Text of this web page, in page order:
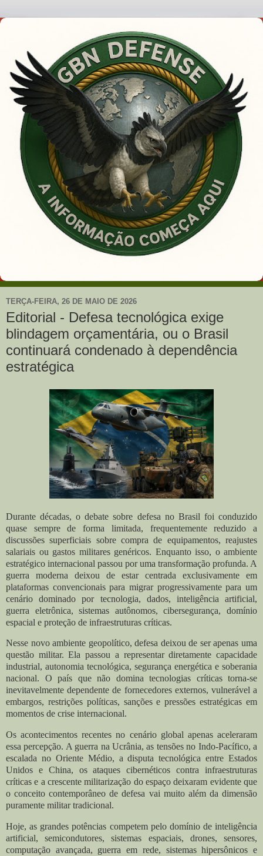
TERÇA-FEIRA, 26 DE MAIO DE 2026
Editorial - Defesa tecnológica exige
blindagem orçamentária, ou o Brasil
continuará condenado à dependência
estratégica
Durante décadas, o debate sobre defesa no Brasil foi conduzido
quase sempre de forma limitada, frequentemente reduzido a
discussões superficiais sobre compra de equipamentos, reajustes
salariais ou gastos militares genéricos. Enquanto isso, o ambiente
estratégico internacional passou por uma transformação profunda. A
guerra moderna deixou de estar centrada exclusivamente em
plataformas convencionais para migrar progressivamente para um
cenário dominado por tecnologia, dados, inteligência artificial,
guerra eletrônica, sistemas autônomos, cibersegurança, domínio
espacial e proteção de infraestruturas críticas.
Nesse novo ambiente geopolítico, defesa deixou de ser apenas uma
questão militar. Ela passou a representar diretamente capacidade
industrial, autonomia tecnológica, segurança energética e soberania
nacional. O país que não domina tecnologias críticas torna-se
inevitavelmente dependente de fornecedores externos, vulnerável a
embargos, restrições políticas, sanções e pressões estratégicas em
momentos de crise internacional.
Os acontecimentos recentes no cenário global apenas aceleraram
essa percepção. A guerra na Ucrânia, as tensões no Indo-Pacífico, a
escalada no Oriente Médio, a disputa tecnológica entre Estados
Unidos e China, os ataques cibernéticos contra infraestruturas
críticas e a crescente militarização do espaço deixaram evidente que
o conceito contemporâneo de defesa vai muito além da dimensão
puramente militar tradicional.
Hoje, as grandes potências competem pelo domínio de inteligência
artificial, semicondutores, sistemas espaciais, drones, sensores,
computação avançada, guerra em rede, sistemas hipersônicos e